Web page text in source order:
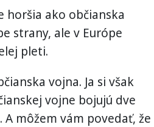
horšia ako občianska
strany, ale v Európe
pleti.
vojna. Ja si však
vojne bojujú dve
môžem vám povedať, že